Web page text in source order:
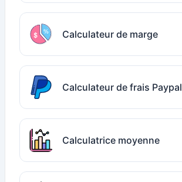
Calculateur de marge
Calculateur de frais Paypal
Calculatrice moyenne